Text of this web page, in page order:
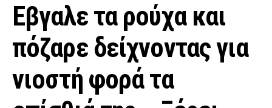
Εβγαλε τα ρούχα και
πόζαρε δείχνοντας για
νιοστή φορά τα